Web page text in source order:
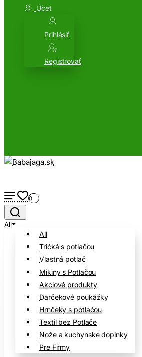
Účet
Prihlásiť
Registrovať
0
All
All
Tričká s potlačou
Vlastná potlač
Mikiny s Potlačou
Akciové produkty
Darčekové poukážky
Hrnčeky s potlačou
Textil bez Potlače
Nože a kuchynské doplnky
Pre Firmy